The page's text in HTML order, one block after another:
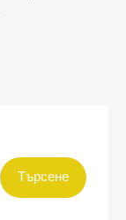
Търсене